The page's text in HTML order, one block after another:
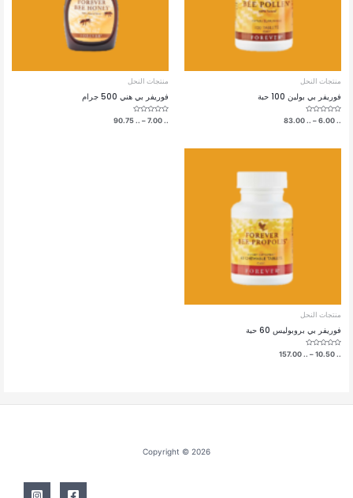
منتجات النحل
فوريفر بي بولين 100 حبة
تم
التقييم
6.00 ..
–
83.00 ..
نطاق
منتجات النحل
فوريفر بي هني 500 جرام
تم
التقييم
7.00 ..
–
90.75 ..
نطاق
منتجات النحل
فوريفر بي بروبوليس 60 حبة
تم
التقييم
10.50..
–
157.00..
نطاق
Copyright © 2026